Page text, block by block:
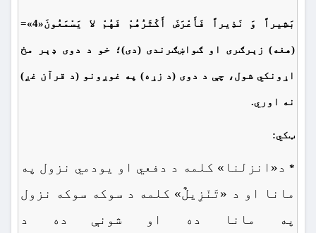
بَشِیراً وَ نَذِیراً فَأَعْرَضَ أَکْثَرُهُمْ فَهُمْ لا یَسْمَعُونَ«4»=
(هغه) زېرګری او ګواښګرندی (دى)؛ خو د دوی ډېر مخ
اړونکي شول، چې د دوی (د زړه) په غوږونو (د قرآن غږ)
نه اوري.
ټکي:
* د«انزلنا» کلمه د دفعي او یودمي نزول په
مانا او د «تَنْزِیلٌ» کلمه د سوکه سوکه نزول
په مانا ده او شونې ده د